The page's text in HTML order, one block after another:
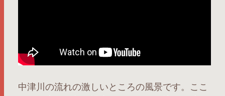
中津川の流れの激しいところの風景です。ここ